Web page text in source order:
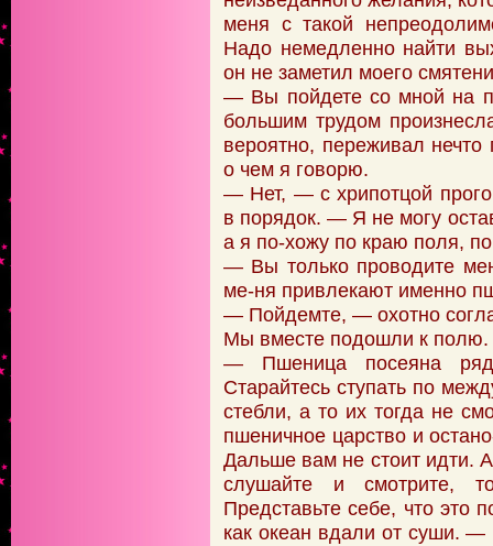
меня с такой
Надо немедленно найти
он не заметил моего
— Вы пойдете со мной на
большим трудом
вероятно, переживал
о чем я говорю.
— Нет, — с хрипотцой
в порядок. — Я не могу
а я по-хожу по краю поля,
— Вы только проводите
ме-ня привлекают именно
— Пойдемте, — охотно
Мы вместе подошли к полю.
— Пшеница посеяна
Старайтесь ступать по
стебли, а то их тогда не
пшеничное царство и
Дальше вам не стоит идти.
слушайте и смотрите,
Представьте себе, что это
как океан вдали от суши.